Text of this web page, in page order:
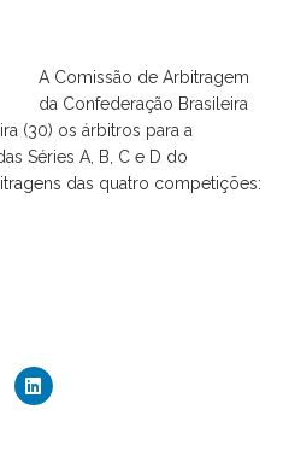
A Comissão de Arbitragem
da Confederação Brasileira
(30) os árbitros para a
Séries A, B, C e D do
das quatro competições: